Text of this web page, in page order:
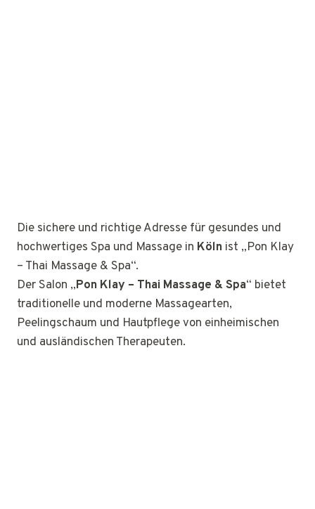
Die sichere und richtige Adresse für gesundes und
hochwertiges Spa und Massage in Köln ist „Pon Klay
– Thai Massage & Spa“.
Der Salon „Pon Klay – Thai Massage & Spa“ bietet
traditionelle und moderne Massagearten,
Peelingschaum und Hautpflege von einheimischen
und ausländischen Therapeuten.